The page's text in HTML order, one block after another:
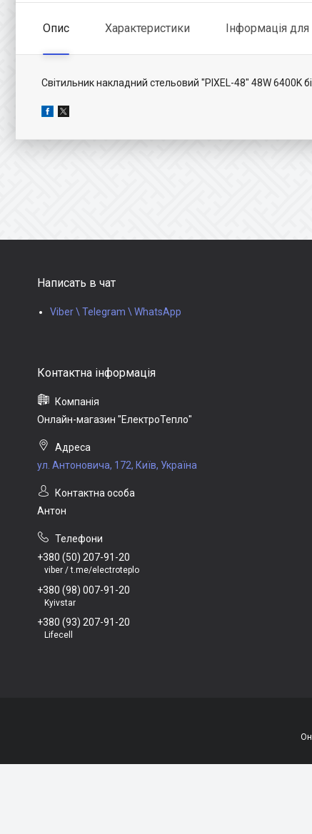
Опис Характеристики Інформація
Світильник накладний стельовий "PIXEL-48" 48W 6400K
Написать в чат
Viber \ Telegram \ WhatsApp
Онлайн-магазин "ЕлектроТепло"
ул. Антоновича, 172, Київ, Україна
Антон
+380 (50) 207-91-20
viber / t.me/electroteplo
+380 (98) 007-91-20
Kyivstar
+380 (93) 207-91-20
Lifecell